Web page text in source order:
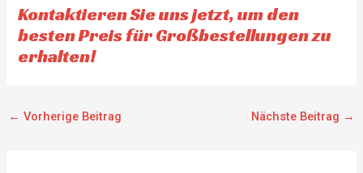
Kontaktieren Sie uns jetzt, um den
besten Preis für Großbestellungen zu
erhalten!
← Vorherige Beitrag Nächste Beitrag →